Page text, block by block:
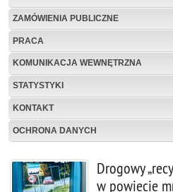
ZAMÓWIENIA PUBLICZNE
PRACA
KOMUNIKACJA WEWNĘTRZNA
STATYSTYKI
KONTAKT
OCHRONA DANYCH
Drogowy
w powiecie